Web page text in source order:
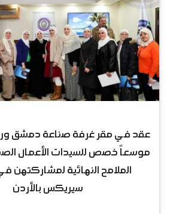
عقد في مقر غرفة صناعة دمشق
موسعاً خصص للسيدات الأعمال
الملامح النهائية
سيريكس بالأردن